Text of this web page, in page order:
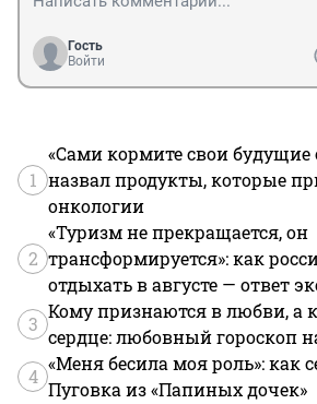
Гость
Войти
1
«Сами кормите свои будущие
назвал продукты, которые
онкологии
2
«Туризм не прекращается, он
трансформируется»: как
отдыхать в августе — ответ
3
Кому признаются в любви, а
сердце: любовный гороскоп
4
«Меня бесила моя роль»: как
Пуговка из «Папиных дочек»